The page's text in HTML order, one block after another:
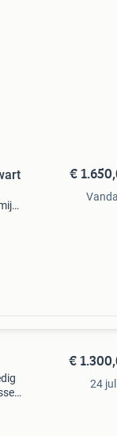
€
€
24